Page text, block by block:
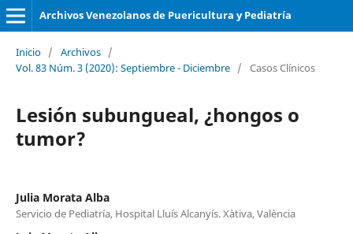
Archivos Venezolanos de Puericultura y Pediatría
Inicio / Archivos /
Vol. 83 Núm. 3 (2020): Septiembre - Diciembre / Casos Clínicos
Lesión subungueal, ¿hongos o
tumor?
Julia Morata Alba
Servicio de Pediatría, Hospital Lluís Alcanyís. Xàtiva, València